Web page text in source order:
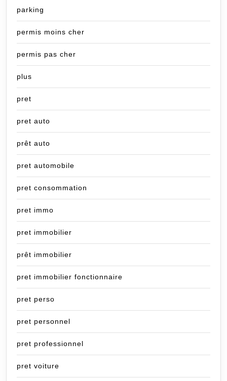
parking
permis moins cher
permis pas cher
plus
pret
pret auto
prêt auto
pret automobile
pret consommation
pret immo
pret immobilier
prêt immobilier
pret immobilier fonctionnaire
pret perso
pret personnel
pret professionnel
pret voiture